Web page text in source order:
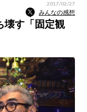
2017/02/27
みんなの感想
壊す「固定観